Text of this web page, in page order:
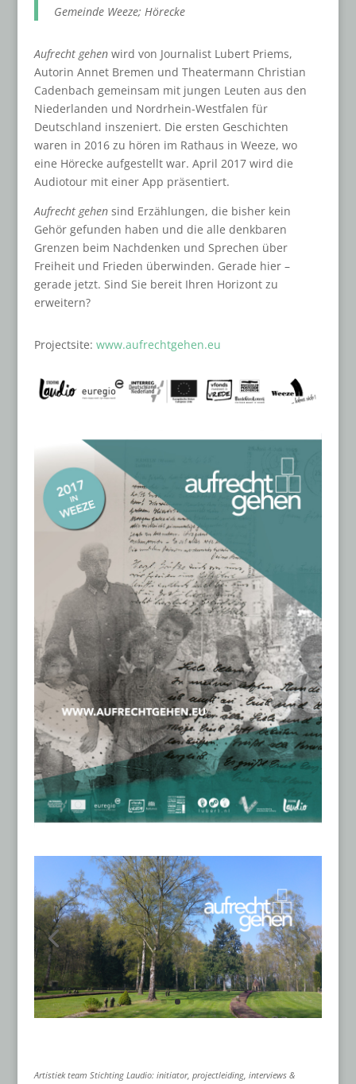
Gemeinde Weeze; Hörecke
Aufrecht gehenwird von Journalist Lubert Priems,
Autorin Annet Bremen und Theatermann Christian
Cadenbach gemeinsam mit jungen Leuten aus den
Niederlanden und Nordrhein-Westfalen für
Deutschland inszeniert. Die ersten Geschichten
waren in 2016 zu hören im Rathaus in Weeze, wo
eine Hörecke aufgestellt war. April 2017 wird die
Audiotour mit einer App präsentiert.
Aufrecht gehensind Erzählungen, die bisher kein
Gehör gefunden haben und die alle denkbaren
Grenzen beim Nachdenken und Sprechen über
Freiheit und Frieden überwinden. Gerade hier –
gerade jetzt. Sind Sie bereit Ihren Horizont zu
erweitern?
Projectsite: www.aufrechtgehen.eu
Artistiek team Stichting Laudio: initiator, projectleiding, interviews &